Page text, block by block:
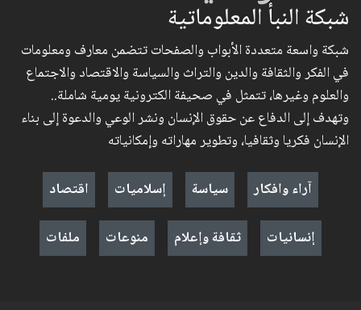
شبكة النبأ المعلوماتية
شبكة واسعة متعددة الأبواب والصفحات تتضمن معارف ومعلومات
في الفكر والثقافة والدين والتراث والسياسة والاقتصاد والاجتماع
والعلوم وغيرها، تتمثل في صحيفة الكترونية يومية شاملة..
وتهدف إلى الدفاع عن حقوق الإنسان ونشر الوعي والدعوة إلى بناء
الإنسان فكريا وثقافيا، وتطوير مهاراته وإمكانياته
آراء وافكار
سياسة إسلاميات
اقتصاد
إنسانيات
ثقافة وإعلام منوعات ملفات